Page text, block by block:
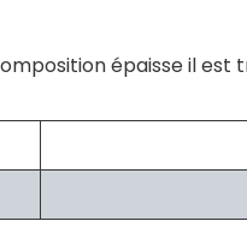
épaisse il est